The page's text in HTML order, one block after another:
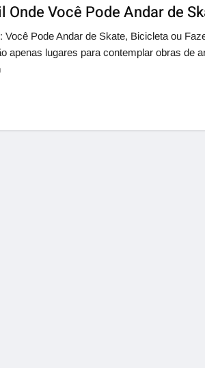
Onde Você Pode Andar de
Pode Andar de Skate, Bicicleta ou
apenas lugares para contemplar obras de